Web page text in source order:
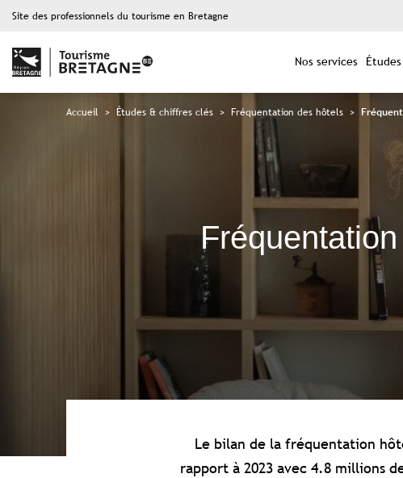
Site des professionnels du tourisme en Bretagne
Nos services
Accueil > Études & chiffres clés > Fréquentation des hôtels >
Le bilan de la fréquentation
rapport à 2023 avec 4.8 millions